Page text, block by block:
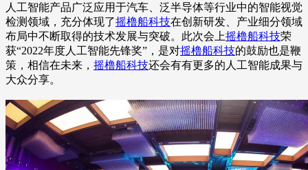
人工智能产品广泛应用于汽车、泛半导体等行业中的智能视觉
检测领域，充分体现了摇橹船科技在创新研发、产业细分领域
布局中不断取得的技术发展与突破。此次会上摇橹船科技荣
获“2022年度人工智能先锋奖”，是对摇橹船科技的鼓励也是鞭
策，相信在未来， 摇橹船科技还会有有更多的人工智能成果与
大众分享。